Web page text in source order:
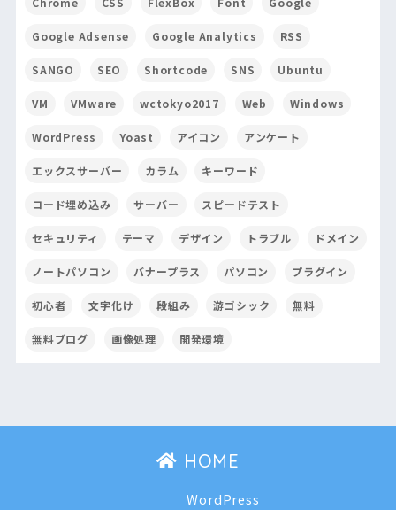
Google Adsense Google Analytics RSS
SANGO SEO Shortcode SNS Ubuntu
VM VMware wctokyo2017 Web Windows
WordPress Yoast アイコン アンケート
エックスサーバー カラム キーワード
コード埋め込み サーバー スピードテスト
セキュリティ テーマ デザイン トラブル ドメイン
ノートパソコン バナープラス パソコン プラグイン
初心者 文字化け 段組み 游ゴシック 無料
無料ブログ 画像処理 開発環境
HOME
WordPress